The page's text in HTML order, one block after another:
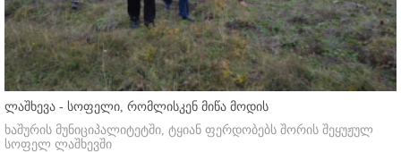
ლაშხევა - სოფელი, რომლისკენ მიწა მოდის
ხაშურის მუნიციპალიტეტში, ტყიან ფერდობებს შორის შეყუჟულ
სოფელ ლაშხევში